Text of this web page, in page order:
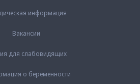
информация
Вакансии
для слабовидящих
о беременности